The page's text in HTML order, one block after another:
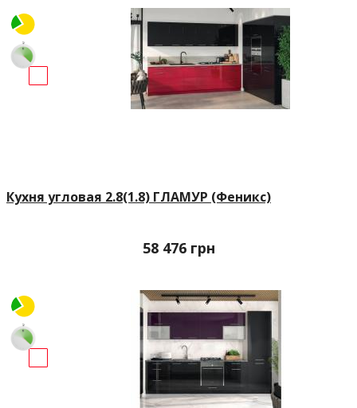
Кухня угловая 2.8(1.8) ГЛАМУР (Феникс)
58 476 грн